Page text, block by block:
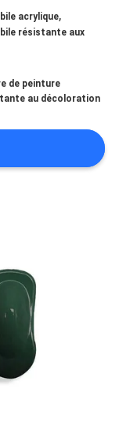
acrylique,
résistante aux
de peinture
au décoloration